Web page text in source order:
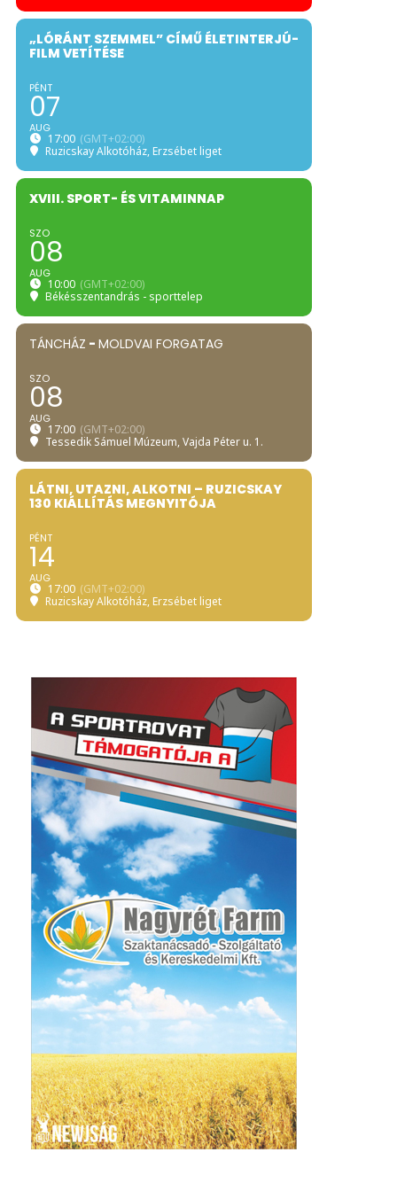
„LÓRÁNT SZEMMEL” CÍMŰ ÉLETINTERJÚ-
FILM VETÍTÉSE
PÉNT
07
AUG
17:00 (GMT+02:00)
Ruzicskay Alkotóház, Erzsébet liget
XVIII. SPORT- ÉS VITAMINNAP
SZO
08
AUG
10:00 (GMT+02:00)
Békésszentandrás - sporttelep
TÁNCHÁZ - MOLDVAI FORGATAG
SZO
08
AUG
17:00 (GMT+02:00)
Tessedik Sámuel Múzeum, Vajda Péter u. 1.
LÁTNI, UTAZNI, ALKOTNI – RUZICSKAY
130 KIÁLLÍTÁS MEGNYITÓJA
PÉNT
14
AUG
17:00 (GMT+02:00)
Ruzicskay Alkotóház, Erzsébet liget